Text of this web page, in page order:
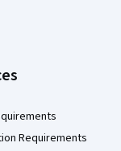
Requirements